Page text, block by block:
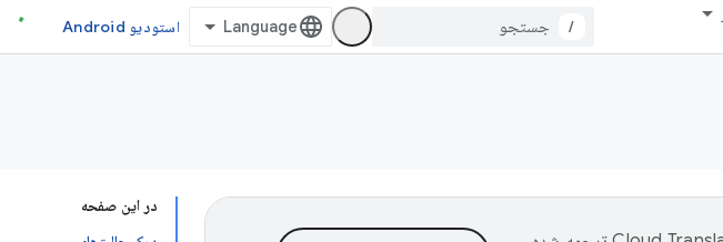
/ استودیو Android
در این صفحه